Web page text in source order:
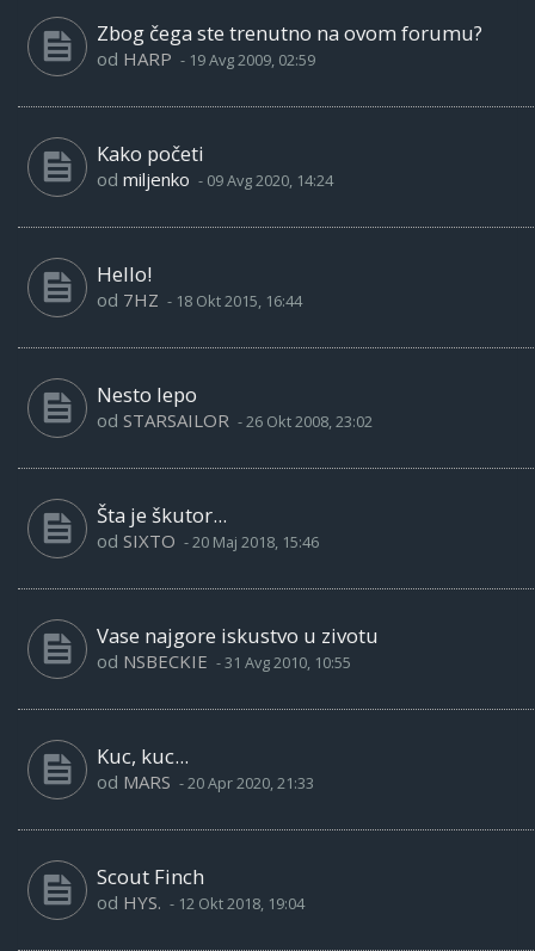
Zbog čega ste trenutno na ovom forumu?
od HARP - 19 Avg 2009, 02:59
Kako početi
od miljenko - 09 Avg 2020, 14:24
Hello!
od 7HZ - 18 Okt 2015, 16:44
Nesto lepo
od STARSAILOR -26 Okt 2008, 23:02
Šta je škutor...
od SIXTO -20 Maj 2018, 15:46
Vase najgore iskustvo u zivotu
od NSBECKIE -31 Avg 2010, 10:55
Kuc, kuc...
od MARS -20 Apr 2020, 21:33
Scout Finch
od HYS. - 12 Okt 2018, 19:04